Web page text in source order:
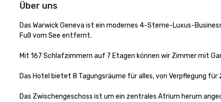
Über uns
Das Warwick Geneva ist ein modernes 4-Sterne-Luxus-
Fuß vom See entfernt.
Mit 167 Schlafzimmern auf 7 Etagen können wir Zimmer mit
Das Hotel bietet 8 Tagungsräume für alles, von Verpflegung
Das Zwischengeschoss ist um ein zentrales Atrium herum